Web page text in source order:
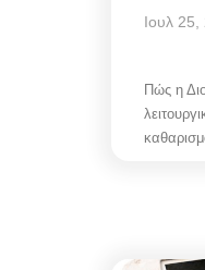
Ιουλ 25,
Πώς η